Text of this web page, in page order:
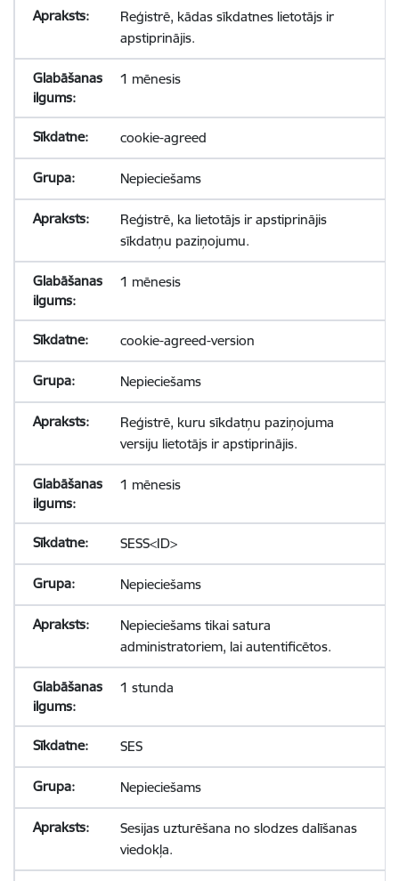
Reģistrē, kādas sīkdatnes lietotājs ir
apstiprinājis.
1 mēnesis
cookie-agreed
Nepieciešams
Reģistrē, ka lietotājs ir apstiprinājis
sīkdatņu paziņojumu.
1 mēnesis
cookie-agreed-version
Nepieciešams
Reģistrē, kuru sīkdatņu paziņojuma
versiju lietotājs ir apstiprinājis.
1 mēnesis
SESS<ID>
Nepieciešams
Nepieciešams tikai satura
administratoriem, lai autentificētos.
1 stunda
SES
Nepieciešams
Sesijas uzturēšana no slodzes dalīšanas
viedokļa.